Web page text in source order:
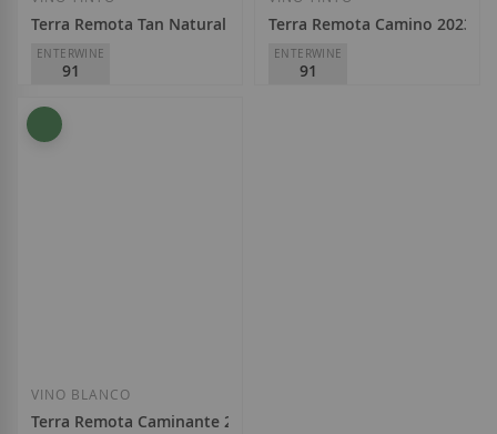
Terra Remota Tan Natural 2025
ENTERWINE
91
Terra Remota
D.O.
Terra Remota Camino 2023
ENTERWINE
91
VINO BLANCO
Terra Remota Caminante 2023